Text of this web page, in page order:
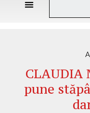
CLAUDIA
pune